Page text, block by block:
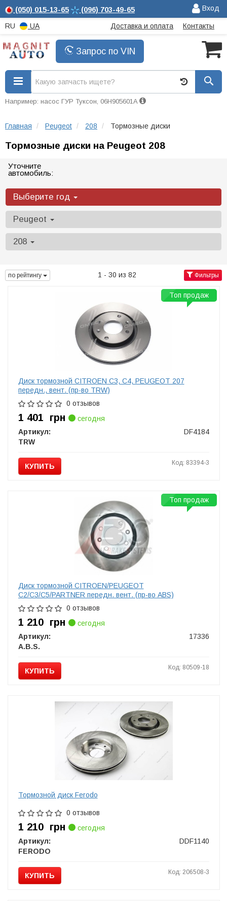
(050) 015-13-65 (096) 703-49-65 Вход
RU UA Доставка и оплата Контакты
Запрос по VIN
Например: насос ГУР Туксон, 06H905601A
Главная Peugeot 208 Тормозные диски
Тормозные диски на Peugeot 208
Уточните
автомобиль:
Выберите год
Peugeot
208
по рейтингу 1 - 30 из 82 Фильтры
Диск тормозной CITROEN C3, C4, PEUGEOT 207
передн., вент. (пр-во TRW)
0 отзывов
1 401 грн
сегодня
Артикул:
DF4184
TRW
КУПИТЬ Код: 83394-3
Топ продаж
Диск тормозной CITROEN/PEUGEOT
C2/C3/C5/PARTNER передн. вент. (пр-во ABS)
0 отзывов
1 210 грн
сегодня
Артикул:
17336
A.B.S.
КУПИТЬ Код: 80509-18
Топ продаж
Тормозной диск Ferodo
0 отзывов
1 210 грн
сегодня
Артикул:
DDF1140
FERODO
КУПИТЬ Код: 206508-3